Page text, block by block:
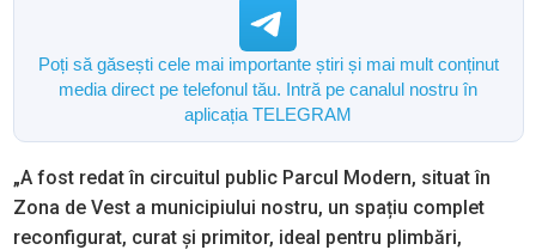
Poți să găsești cele mai importante știri și mai mult conținut
media direct pe telefonul tău. Intră pe canalul nostru în
aplicația TELEGRAM
„A fost redat în circuitul public Parcul Modern, situat în
Zona de Vest a municipiului nostru, un spațiu complet
reconfigurat, curat și primitor, ideal pentru plimbări,